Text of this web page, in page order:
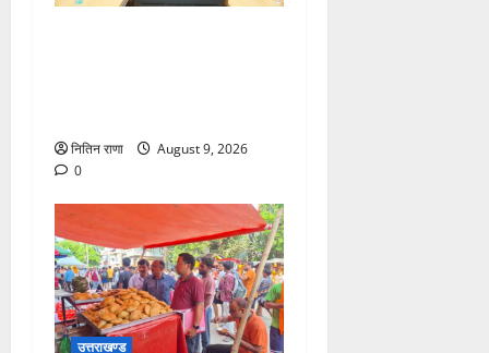
नितिन राणा
August 9, 2026
0
उत्तराखण्ड